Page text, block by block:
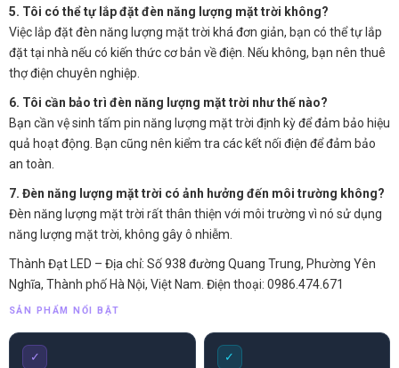
5. Tôi có thể tự lắp đặt đèn năng lượng mặt trời không?
Việc lắp đặt đèn năng lượng mặt trời khá đơn giản, bạn có thể tự lắp
đặt tại nhà nếu có kiến thức cơ bản về điện. Nếu không, bạn nên thuê
thợ điện chuyên nghiệp.
6. Tôi cần bảo trì đèn năng lượng mặt trời như thế nào?
Bạn cần vệ sinh tấm pin năng lượng mặt trời định kỳ để đảm bảo hiệu
quả hoạt động. Bạn cũng nên kiểm tra các kết nối điện để đảm bảo
an toàn.
7. Đèn năng lượng mặt trời có ảnh hưởng đến môi trường không?
Đèn năng lượng mặt trời rất thân thiện với môi trường vì nó sử dụng
năng lượng mặt trời, không gây ô nhiễm.
Thành Đạt LED – Địa chỉ: Số 938 đường Quang Trung, Phường Yên
Nghĩa, Thành phố Hà Nội, Việt Nam. Điện thoại: 0986.474.671
SẢN PHẨM NỔI BẬT
✓ ✓